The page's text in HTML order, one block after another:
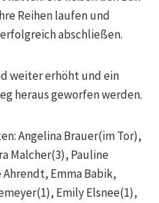
Reihen laufen und
abschließen.
weiter erhöht und ein
heraus geworfen werden.
Angelina Brauer(im Tor),
Malcher(3), Pauline
Ahrendt, Emma Babik,
Emily Elsnee(1),